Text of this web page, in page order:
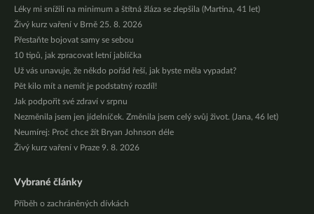
Léky mi snížili na minimum a štítná žláza se zlepšila (Martina, 41 let)
Živý kurz vaření v Brně 25. 8. 2026
Přestaňte bojovat samy se sebou
10 tipů, jak zpracovat letní jablíčka
Už vás unavuje, že někdo pořád řeší, jak byste měla vypadat?
Pět kilo mít a nemít je podstatný rozdíl!
Jak podpořit své zdraví v srpnu
Nezměnila jsem jen jídelníček. Změnila jsem celý svůj život. (Jana, 46 let)
Neumírej: Proč chce žít Bryan Johnson déle
Živý kurz vaření v Praze 9. 8. 2026
Vybrané články
Příběh o zachráněných dívkách